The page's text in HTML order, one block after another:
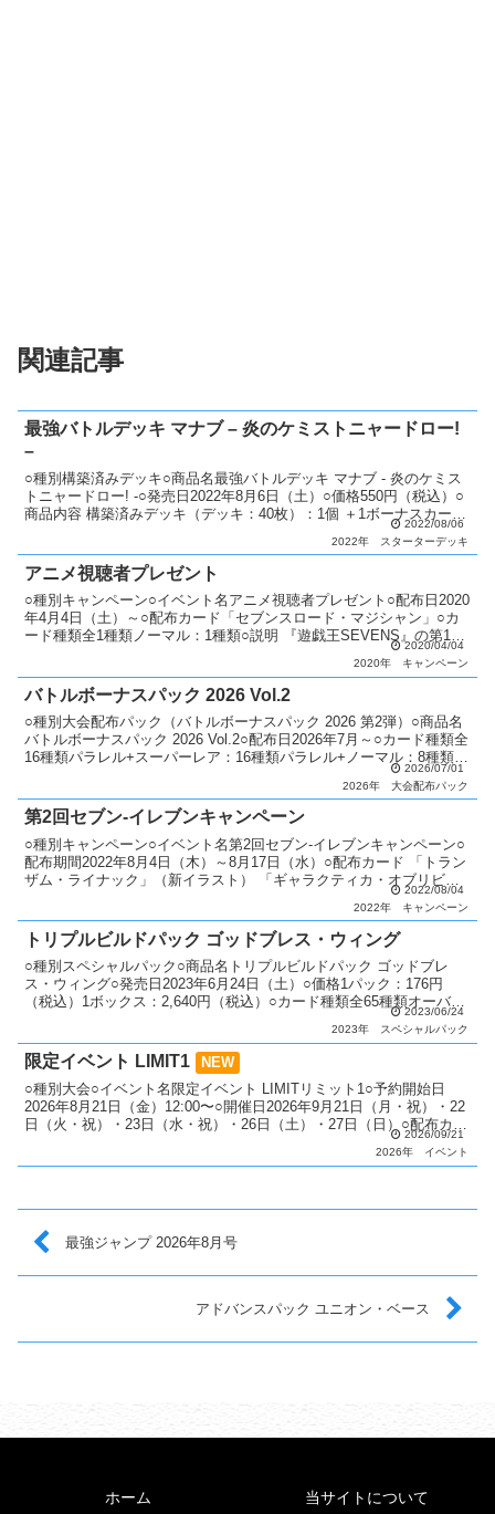
関連記事
最強バトルデッキ マナブ – 炎のケミストニャードロー!
–
○種別構築済みデッキ○商品名最強バトルデッキ マナブ - 炎のケミス
トニャードロー! -○発売日2022年8月6日（土）○価格550円（税込）○
商品内容 構築済みデッキ（デッキ：40枚）：1個 ＋1ボーナスカー
2022/08/06
2022年
スターターデッキ
アニメ視聴者プレゼント
○種別キャンペーン○イベント名アニメ視聴者プレゼント○配布日2020
年4月4日（土）～○配布カード「セブンスロード・マジシャン」○カ
ード種類全1種類ノーマル：1種類○説明 『遊戯王SEVENS』の第1話
2020/04/04
2020年
キャンペーン
バトルボーナスパック 2026 Vol.2
○種別大会配布パック（バトルボーナスパック 2026 第2弾）○商品名
バトルボーナスパック 2026 Vol.2○配布日2026年7月～○カード種類全
16種類パラレル+スーパーレア：16種類パラレル+ノーマル：8種類○
2026/07/01
2026年
大会配布パック
第2回セブン-イレブンキャンペーン
○種別キャンペーン○イベント名第2回セブン-イレブンキャンペーン○
配布期間2022年8月4日（木）～8月17日（水）○配布カード 「トラン
ザム・ライナック」（新イラスト） 「ギャラクティカ・オブリビオ
2022/08/04
2022年
キャンペーン
トリプルビルドパック ゴッドブレス・ウィング
○種別スペシャルパック○商品名トリプルビルドパック ゴッドブレ
ス・ウィング○発売日2023年6月24日（土）○価格1パック：176円
（税込）1ボックス：2,640円（税込）○カード種類全65種類オーバー
2023/06/24
2023年
スペシャルパック
限定イベント LIMIT1
NEW
○種別大会○イベント名限定イベント LIMITリミット1○予約開始日
2026年8月21日（金）12:00〜○開催日2026年9月21日（月・祝）・22
日（火・祝）・23日（水・祝）・26日（土）・27日（日）○配布カー
2026/09/21
2026年
イベント
最強ジャンプ 2026年8月号
アドバンスパック ユニオン・ベース
ホーム 当サイトについて